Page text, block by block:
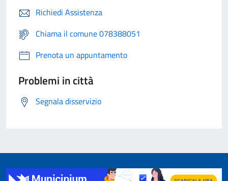
Richiedi Assistenza
Chiama il comune 078388051
Prenota un appuntamento
Problemi in città
Segnala disservizio